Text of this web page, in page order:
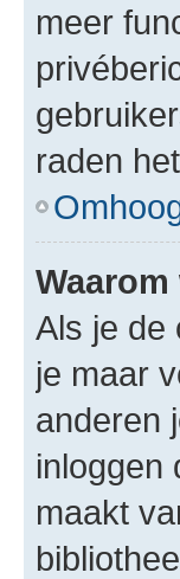
meer
raden
Als je de
je maar
anderen
inloggen
maakt